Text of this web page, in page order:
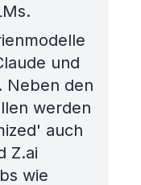
und
Neben den
werden
auch
Z.ai
wie